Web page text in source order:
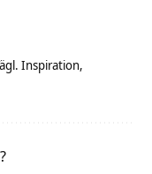
Inspiration